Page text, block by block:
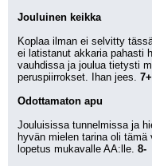
Jouluinen keikka
Koplaa ilman ei selvitty
ei latistanut akkaria pahasti
vauhdissa ja joulua tietysti
peruspiirrokset. Ihan jees. 7+
Odottamaton apu
Jouluisissa tunnelmissa ja
hyvän mielen tarina oli
lopetus mukavalle AA:lle. 8-